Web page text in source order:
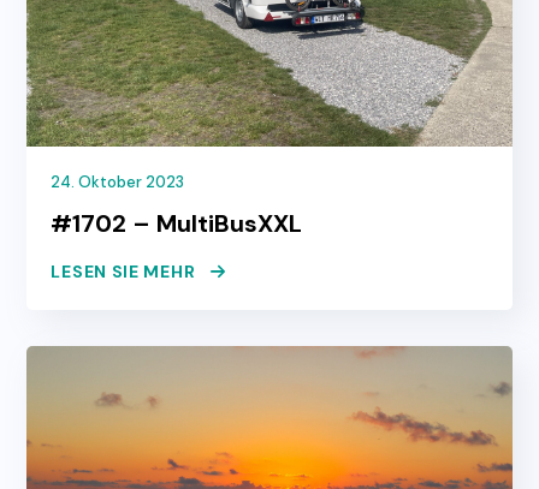
24. Oktober 2023
#1702 – MultiBusXXL
LESEN SIE MEHR